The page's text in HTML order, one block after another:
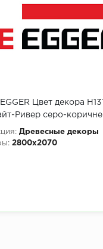
Цвет декора
Ривер серо-
мм
Древесные декоры
2800x2070